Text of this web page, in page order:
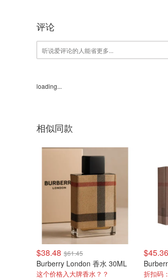
评论
loading...
相似同款
$38.48 $61.45
Burberry London 香水 30ML
这个价格入大牌香水？？
$45.36
折扣码